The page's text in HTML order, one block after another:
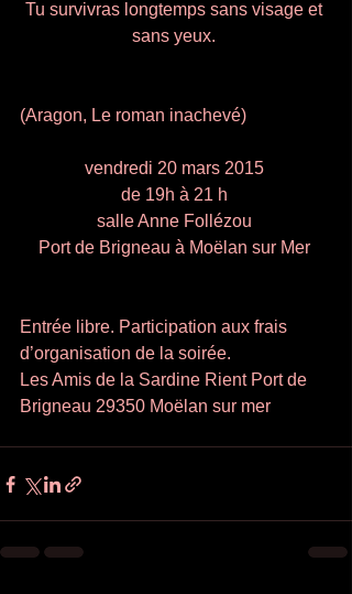
Tu survivras longtemps sans visage et
sans yeux.
(Aragon, Le roman inachevé)
vendredi 20 mars 2015
de 19h à 21 h
salle Anne Follézou
Port de Brigneau à Moëlan sur Mer
Entrée libre. Participation aux frais
d’organisation de la soirée.
Les Amis de la Sardine Rient Port de
Brigneau 29350 Moëlan sur mer